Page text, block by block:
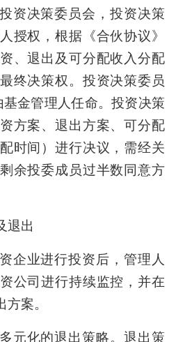
资决策委员会，投资决策
授权，根据《合伙协议》
、退出及可分配收入分配
终决策权。投资决策委员
金管理人任命。投资决策
方案、退出方案、可分配
时间）进行决议，需经关
余投委成员过半数同意方
退出
企业进行投资后，管理人
公司进行持续监控，并在
案。
元化的退出策略。退出策